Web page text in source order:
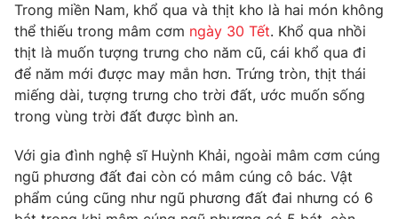
Hậu trường
Nhân vật
Khán giả
Giải sao mai
Điện ảnh
Âm nhạc
Sao
Đời sống
Du lịch
Làm đẹp
Chất lượng cuộc sống
Giáo dục
Học trực tuyến
Công nghệ
Hitech Công nghệ tương lai
Giao lưu trực tuyến
Trong miền Nam, khổ qua và thịt kho là hai món không
thể thiếu trong mâm cơm ngày 30 Tết. Khổ qua nhồi
thịt là muốn tượng trưng cho năm cũ, cái khổ qua đi
để năm mới được may mắn hơn. Trứng tròn, thịt thái
miếng dài, tượng trưng cho trời đất, ước muốn sống
trong vùng trời đất được bình an.
Với gia đình nghệ sĩ Huỳnh Khải, ngoài mâm cơm cúng
ngũ phương đất đai còn có mâm cúng cô bác. Vật
phẩm cúng cũng như ngũ phương đất đai nhưng có 6